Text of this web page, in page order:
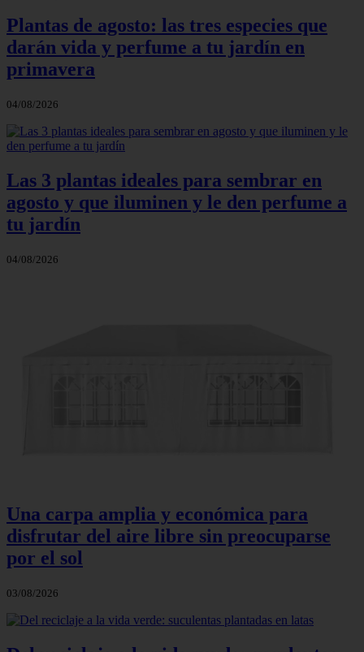
Plantas de agosto: las tres especies que
darán vida y perfume a tu jardín en
primavera
04/08/2026
Las 3 plantas ideales para sembrar en
agosto y que iluminen y le den perfume a
tu jardín
04/08/2026
Una carpa amplia y económica para
disfrutar del aire libre sin preocuparse
por el sol
03/08/2026